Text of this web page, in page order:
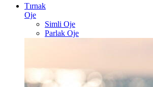
Tırnak
Oje
Simli Oje
Parlak Oje